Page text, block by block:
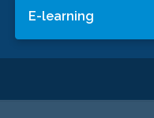
E-learning